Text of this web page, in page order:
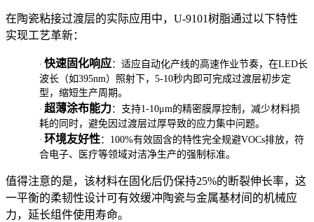
在陶瓷粘接过渡层的实际应用中，U-9101树脂通过以下特性
实现工艺革新：
· 快速固化响应：适应自动化产线的高速作业节奏，在LED长
波长（如395nm）照射下，5-10秒内即可完成过渡层初步定
型，缩短生产周期。
· 超薄涂布能力：支持1-10μm的精密膜厚控制，减少材料损
耗的同时，避免因过渡层过厚导致的应力集中问题。
· 环境友好性：100%有效固含的特性完全规避VOCs排放，符
合电子、医疗等领域对洁净生产的强制标准。
值得注意的是，该材料在固化后仍保持25%的断裂伸长率，这
一平衡的柔韧性设计可有效缓冲陶瓷与金属基材间的机械应
力，延长组件使用寿命。